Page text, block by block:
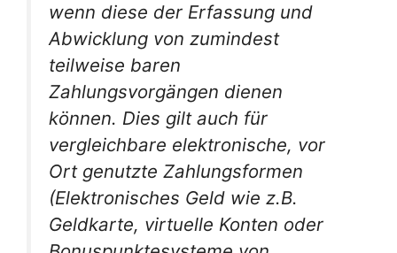
wenn diese der Erfassung und
Abwicklung von zumindest
teilweise baren
Zahlungsvorgängen dienen
können. Dies gilt auch für
vergleichbare elektronische, vor
Ort genutzte Zahlungsformen
(Elektronisches Geld wie z.B.
Geldkarte, virtuelle Konten oder